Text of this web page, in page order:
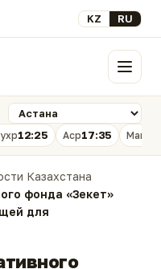
Выберите язык
KZ RU
Меню
12:25 Аср17:35
Казахстана
фонда «Зекет»
для